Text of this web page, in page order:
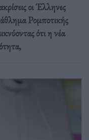
οι Έλληνες
Ρομποτικής
ότι η νέα